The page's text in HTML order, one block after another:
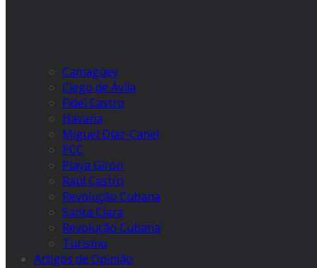
Camagüey
Ciego de Ávila
Fidel Castro
Havana
Miguel Díaz-Canel
PCC
Playa Girón
Raúl Castro
Revolução Cubana
Santa Clara
Revolução Cubana
Turismo
Artigos de Opinião